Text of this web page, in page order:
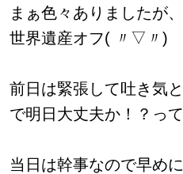
まぁ色々ありましたが
世界遺産オフ( 〃▽〃)
前日は緊張して吐き気
で明日大丈夫か！？っ
当日は幹事なので早め